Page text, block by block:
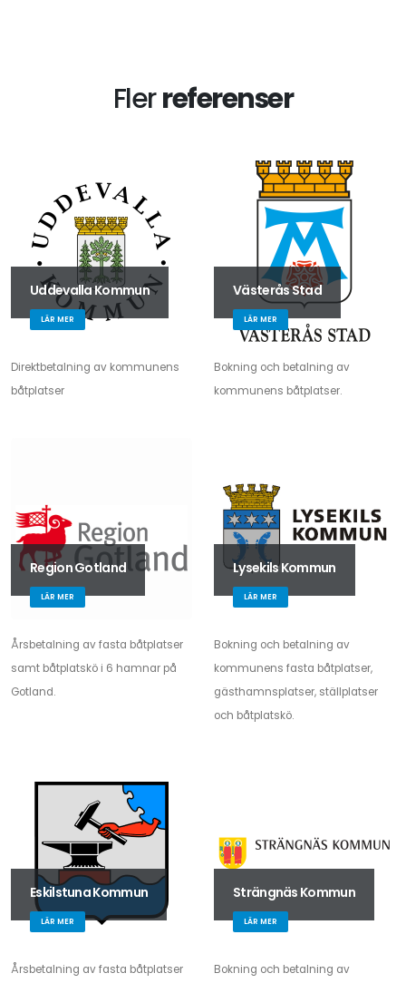
Flerreferenser
Uddevalla Kommun
LÄR MER
Direktbetalning av kommunens
båtplatser
Västerås Stad
LÄR MER
Bokning och betalning av
kommunens båtplatser.
Region Gotland
LÄR MER
Årsbetalning av fasta båtplatser
samt båtplatskö i 6 hamnar på
Gotland.
Lysekils Kommun
LÄR MER
Bokning och betalning av
kommunens fasta båtplatser,
gästhamnsplatser, ställplatser
och båtplatskö.
Eskilstuna Kommun
LÄR MER
Årsbetalning av fasta båtplatser
Strängnäs Kommun
LÄR MER
Bokning och betalning av